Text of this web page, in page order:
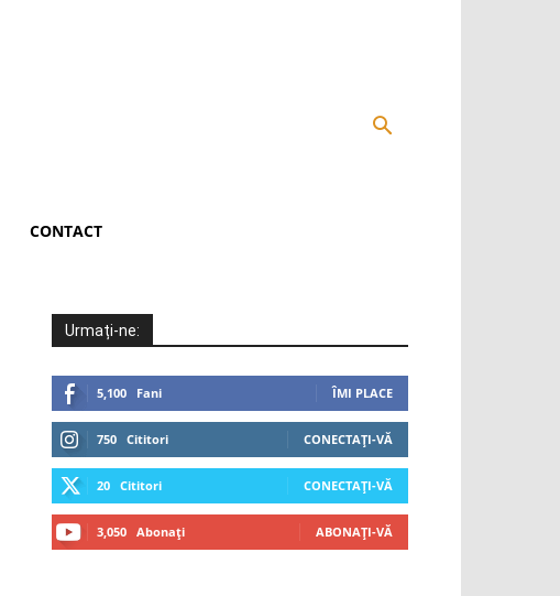
CONTACT
Urmați-ne:
5,100 Fani ÎMI PLACE
750 Cititori CONECTAȚI-VĂ
20 Cititori CONECTAȚI-VĂ
3,050 Abonați ABONAȚI-VĂ